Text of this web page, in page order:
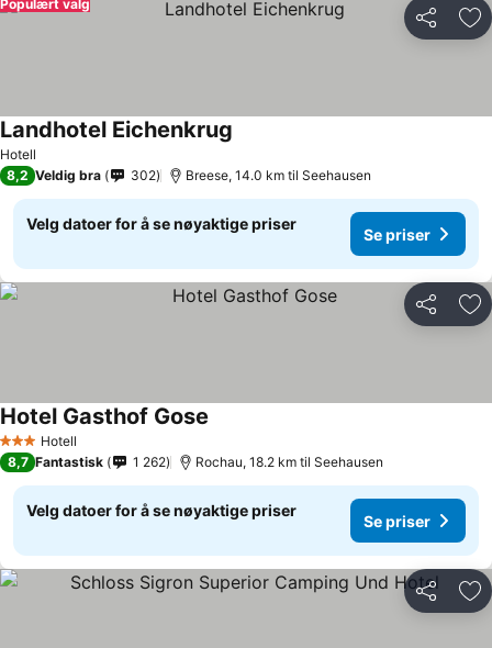
Del
Populært valg
Hotell
Landhotel Eichenkrug
8,2 Veldig bra 302 Breese, 14.0 km til Seehausen
Velg datoer for å se nøyaktige priser
Se priser
Del
3 StjernerHotell
Hotel Gasthof Gose
8,7 Fantastisk 1 262 Rochau, 18.2 km til Seehausen
Velg datoer for å se nøyaktige priser
Se priser
Del